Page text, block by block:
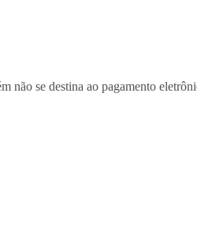
não se destina ao pagamento